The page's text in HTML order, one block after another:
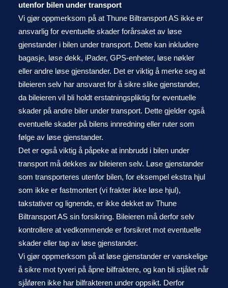
utenfor bilen under transport
Vi gjør oppmerksom på at Thune Biltransport AS ikke er
ansvarlig for eventuelle skader forårsaket av løse
gjenstander i bilen under transport. Dette kan inkludere
bagasje, løse dekk, iPader, GPS-enheter, løse nøkler
eller andre løse gjenstander. Det er viktig å merke seg at
bileieren selv har ansvaret for å sikre slike gjenstander,
da bileieren vil bli holdt erstatningspliktig for eventuelle
skader på andre biler under transport. Dette gjelder også
eventuelle skader på bilens innredning eller ruter som
følge av løse gjenstander.
Det er også viktig å påpeke at innbrudd i bilen under
transport må dekkes av bileieren selv. Løse gjenstander
som transporteres utenfor bilen, for eksempel ekstra hjul
som ikke er fastmontert (vi frakter ikke løse hjul),
takstativer og lignende, er ikke dekket av Thune
Biltransport AS sin forsikring. Bileieren må derfor selv
kontrollere at vedkommende er forsikret mot eventuelle
skader eller tap av løse gjenstander.
Vi gjør oppmerksom på at løse gjenstander er vanskelige
å sikre mot tyveri på åpne bilfraktere, og kan bli stjålet når
sjåføren ikke har bilfrakteren under oppsikt. Derfor